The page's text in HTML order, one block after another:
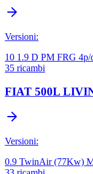
Versioni:
10 1.9 D PM FRG 4p/
35 ricambi
FIAT 500L
Versioni:
0.9 TwinAir (77Kw)